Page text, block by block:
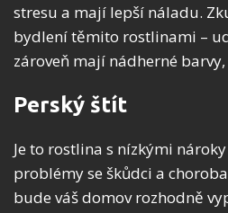
stresu a mají lepší náladu.
bydlení těmito rostlinami –
zároveň mají nádherné
Perský štít
Je to rostlina s nízkými
problémy se škůdci a
bude váš domov rozhodně